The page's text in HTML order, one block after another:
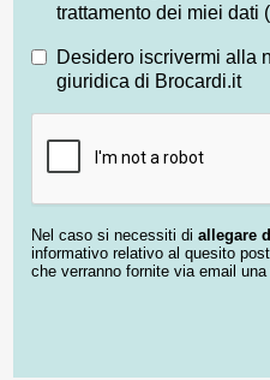
trattamento dei miei dati (
Desidero iscrivermi alla
giuridica di Brocardi.it
Nel caso si necessiti di allegare
informativo relativo al quesito
che verranno fornite via email